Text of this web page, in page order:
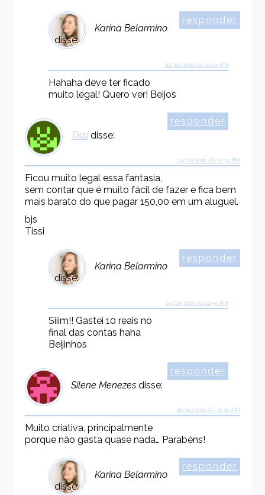
responder
Karina Belarmino
disse:
20/10/2016 ÀS 12:49 PM
Hahaha deve ter ficado
muito legal! Quero ver! Beijos
responder
Tissi disse:
19/10/2016 ÀS 12:33 PM
Ficou muito legal essa fantasia,
sem contar que é muito fácil de fazer e fica bem
mais barato do que pagar 150,00 em um aluguel.
bjs
Tissi
responder
Karina Belarmino
disse:
19/10/2016 ÀS 12:55 PM
Siiim!! Gastei 10 reais no
final das contas haha
Beijinhos
responder
Silene Menezes disse:
18/10/2016 ÀS 10:30 AM
Muito criativa, principalmente
porque não gasta quase nada… Parabéns!
responder
Karina Belarmino
disse: